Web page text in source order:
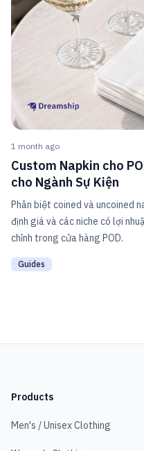
1 month ago
Custom Napkin cho
cho Ngành Sự Kiện
Phân biệt coined và uncoined
định giá và các niche có lợi
chỉnh trong cửa hàng POD.
Guides
Products
Men's / Unisex Clothing